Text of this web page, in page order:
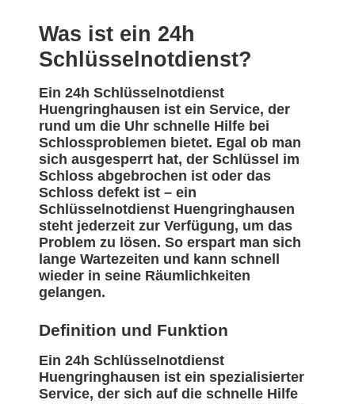
Was ist ein 24h
Schlüsselnotdienst?
Ein 24h Schlüsselnotdienst
Huengringhausen ist ein Service, der
rund um die Uhr schnelle Hilfe bei
Schlossproblemen bietet. Egal ob man
sich ausgesperrt hat, der Schlüssel im
Schloss abgebrochen ist oder das
Schloss defekt ist – ein
Schlüsselnotdienst Huengringhausen
steht jederzeit zur Verfügung, um das
Problem zu lösen. So erspart man sich
lange Wartezeiten und kann schnell
wieder in seine Räumlichkeiten
gelangen.
Definition und Funktion
Ein 24h Schlüsselnotdienst
Huengringhausen ist ein spezialisierter
Service, der sich auf die schnelle Hilfe